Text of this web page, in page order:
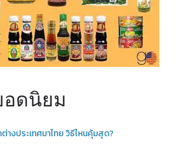
ดนิยม
ต่างประเทศมาไทย วิธีไหนคุ้มสุด?